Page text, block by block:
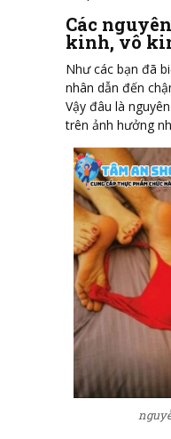
Các
kinh, vô
Như các bạn đã
nhân dẫn đến
Vậy đâu là
trên ảnh hưởng